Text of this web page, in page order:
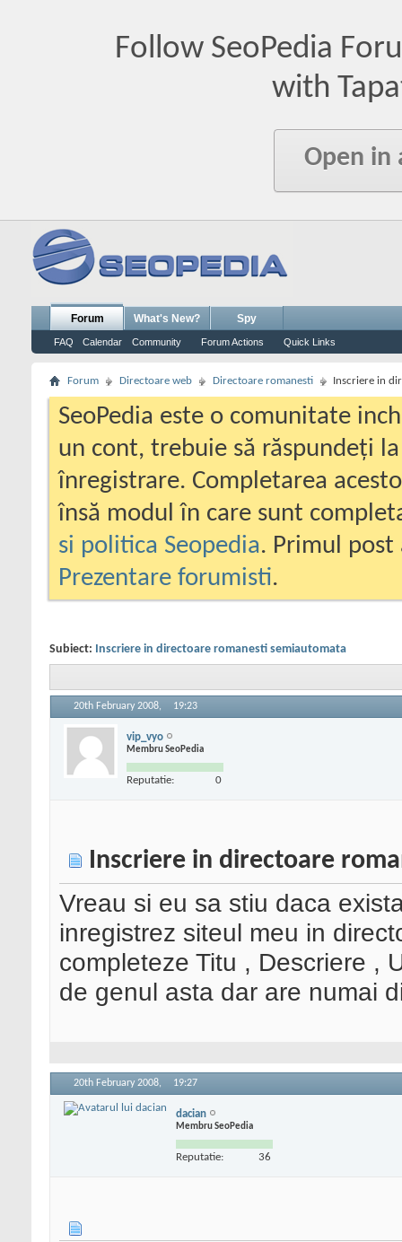
Follow SeoPedia
with
Open in
Forum
FAQ Calendar Community Forum Actions Quick Links
What's New? Spy
Forum Directoare web Directoare romanesti Inscriere in
SeoPedia este o comunitate
un cont, trebuie să răspundeți
înregistrare. Completarea
însă modul în care sunt
si politica Seopedia. Primul
Prezentare forumisti.
Subiect: Inscriere in directoare romanesti semiautomata
20th February 2008, 19:23
vip_vyo
Membru SeoPedia
Reputatie: 0
Inscriere in directoare
Vreau si eu sa stiu daca
inregistrez siteul meu in
completeze Titu , Descriere ,
de genul asta dar are numai
20th February 2008, 19:27
dacian
Membru SeoPedia
Reputatie: 36